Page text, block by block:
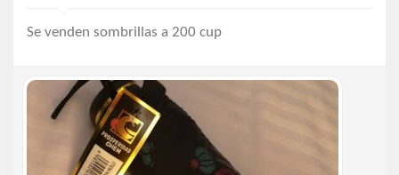
Se venden sombrillas a 200 cup